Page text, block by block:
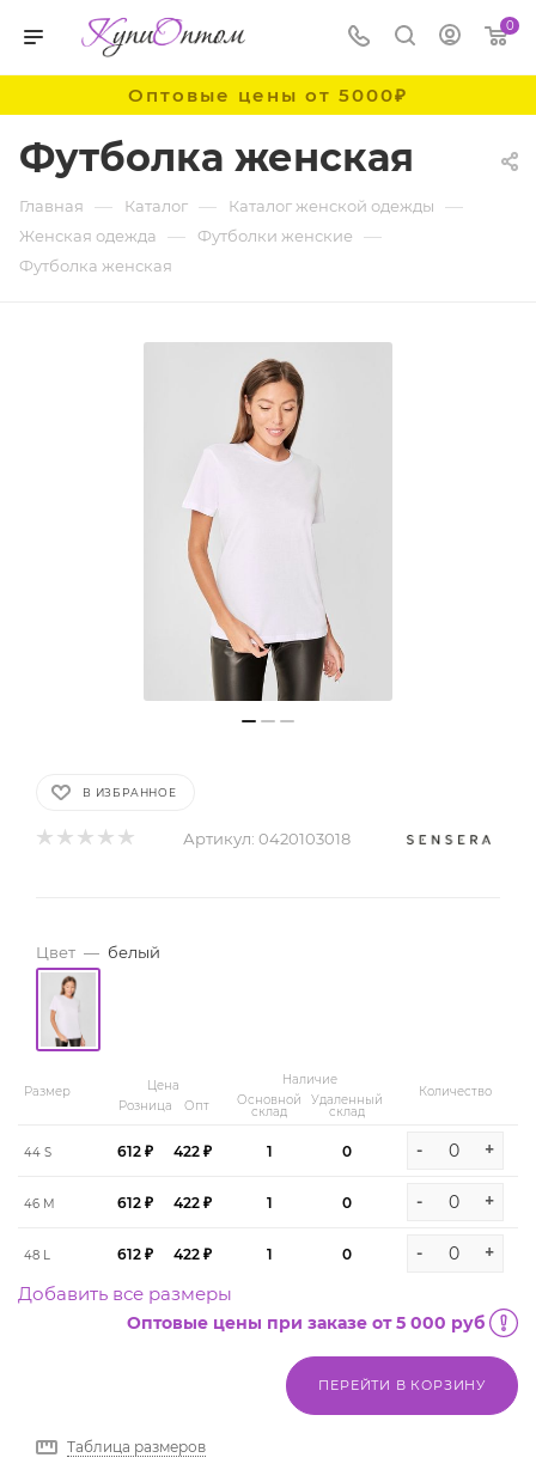
0
Оптовые цены от 5000₽
Футболка женская
Главная — Каталог — Каталог женской одежды —
Женская одежда — Футболки женские —
Футболка женская
В ИЗБРАННОЕ
Артикул: 0420103018
Цвет — белый
Размер
Цена
Розница
Опт
Наличие
Основной
склад
Удаленный
склад
Количество
44 S 612 ₽ 422 ₽ 1 0 - +
46 M 612 ₽ 422 ₽ 1 0 - +
48 L 612 ₽ 422 ₽ 1 0 - +
Добавить все размеры
Оптовые цены при заказе от 5 000 руб
ПЕРЕЙТИ В КОРЗИНУ
Таблица размеров